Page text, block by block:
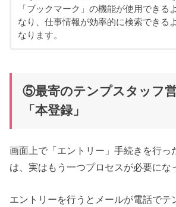
「ブックマーク」の機能が使用できる
なり、仕事情報が効率的に検索できる
なります。
⑤最寄のテンプスタッフ
「本登録」
画面上で「エントリー」手続きを行っ
は、実はもう一つプロセスが必要にな
エントリーを行うとメールが電話でテ